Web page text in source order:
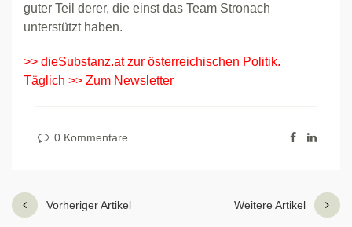
guter Teil derer, die einst das Team Stronach
unterstützt haben.
>> dieSubstanz.at zur österreichischen Politik.
Täglich >> Zum Newsletter
0 Kommentare
Vorheriger Artikel Weitere Artikel